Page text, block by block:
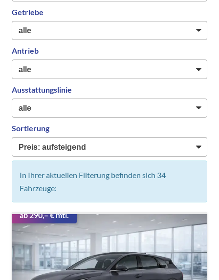
Getriebe
Antrieb
Ausstattungslinie
Sortierung
In Ihrer aktuellen Filterung befinden sich 34
Fahrzeuge:
ab 290,– € mtl.